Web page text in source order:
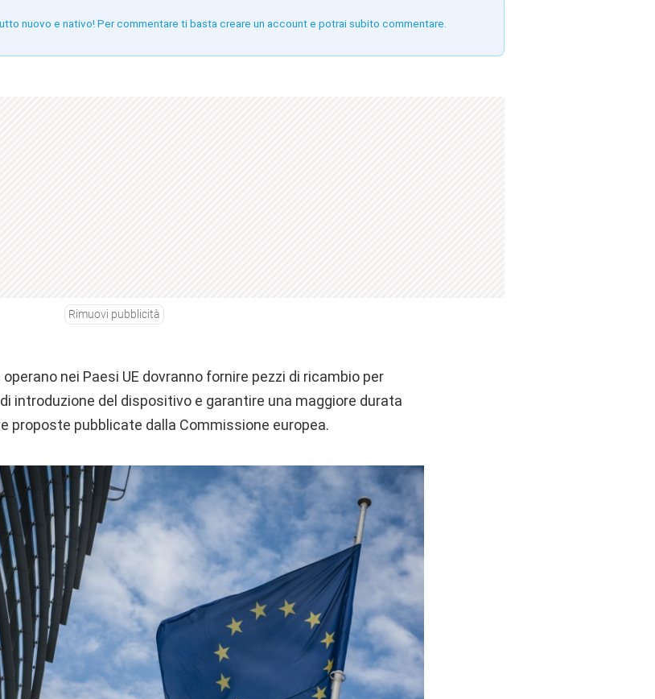
nuovo e nativo! Per commentare ti basta creare un account e potrai subito commentare.
Rimuovi pubblicità
nei Paesi UE dovranno fornire pezzi di ricambio per
introduzione del dispositivo e garantire una maggiore durata
proposte pubblicate dalla Commissione europea.